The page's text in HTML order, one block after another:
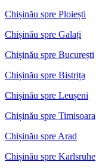
Chișinău spre Ploiești
Chișinău spre Galați
Chișinău spre București
Chișinău spre Bistrița
Chișinău spre Leușeni
Chișinău spre Timisoara
Chișinău spre Arad
Chișinău spre Karlsruhe